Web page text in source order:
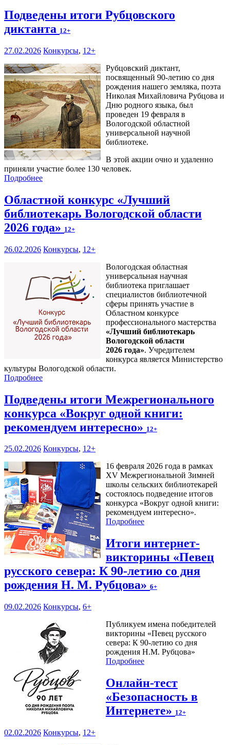
Подведены итоги Рубцовского
диктанта 12+
27.02.2026 Конкурсы, 12+
Рубцовский диктант,
посвященный 90-летию со дня
рождения нашего земляка, поэта
Николая Михайловича Рубцова и
Дню родного языка, был
проведен 19 февраля в
Вологодской областной
универсальной научной
библиотеке.
В этой акции очно и удаленно
приняли участие более 130 человек.
Подробнее
Областной конкурс «Лучший
библиотекарь Вологодской области
2026 года» 12+
26.02.2026 Конкурсы, 12+
Вологодская областная
универсальная научная
библиотека приглашает
специалистов библиотечной
сферы принять участие в
Областном конкурсе
профессионального мастерства
«Лучший библиотекарь
Вологодской области
2026 года». Учредителем
конкурса является Министерство
культуры Вологодской области.
Подробнее
Подведены итоги Межрегионального
конкурса «Вокруг одной книги:
рекомендуем интересно» 12+
25.02.2026 Конкурсы, 12+
16 февраля 2026 года в рамках
XV Межрегиональной Зимней
школы сельских библиотекарей
состоялось подведение итогов
конкурса «Вокруг одной книги:
рекомендуем интересно».
Подробнее
Итоги интернет-
викторины «Певец
русского севера: К 90-летию со дня
рождения Н. М. Рубцова» 6+
09.02.2026 Конкурсы, 6+
Публикуем имена победителей
викторины «Певец русского
севера: К 90-летию со дня
рождения Н.М. Рубцова»
Подробнее
Онлайн-тест
«Безопасность в
Интернете» 12+
02.02.2026 Конкурсы, 12+